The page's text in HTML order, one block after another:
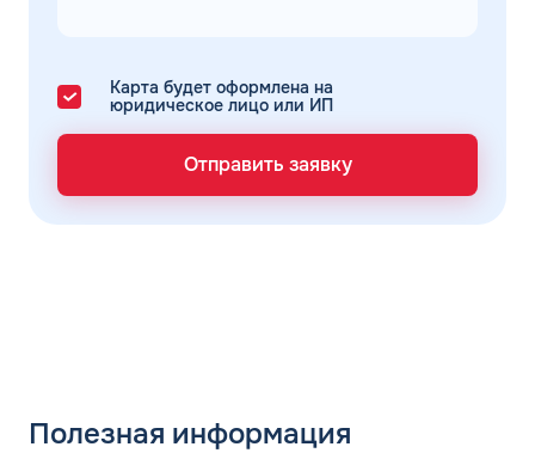
Карта будет оформлена на
юридическое лицо или ИП
Отправить заявку
Полезная информация